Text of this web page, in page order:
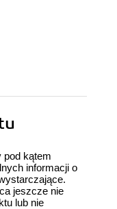
pod kątem
informacji o
jeszcze nie
lub nie